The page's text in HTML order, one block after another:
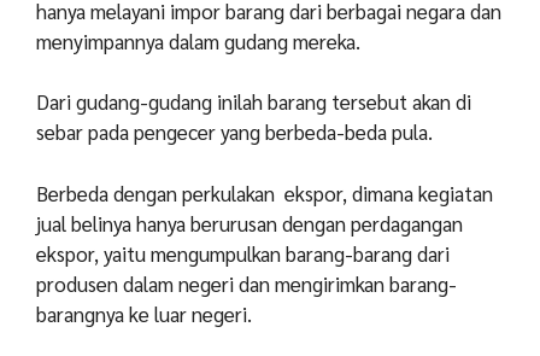
hanya melayani impor barang dari berbagai negara dan
menyimpannya dalam gudang mereka.
Dari gudang-gudang inilah barang tersebut akan di
sebar pada pengecer yang berbeda-beda pula.
Berbeda dengan perkulakan ekspor, dimana kegiatan
jual belinya hanya berurusan dengan perdagangan
ekspor, yaitu mengumpulkan barang-barang dari
produsen dalam negeri dan mengirimkan barang-
barangnya ke luar negeri.